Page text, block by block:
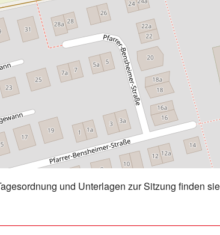
und Unterlagen zur Sitzung finden